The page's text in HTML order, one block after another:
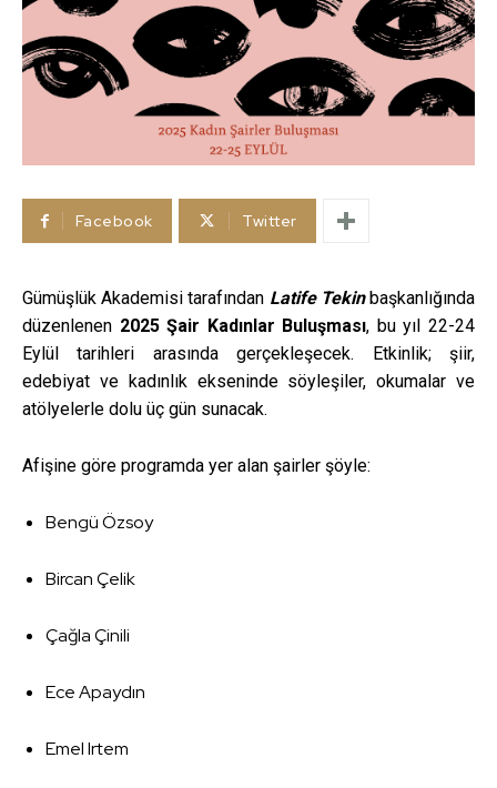
Facebook Twitter
Gümüşlük Akademisi tarafından Latife Tekinbaşkanlığında
düzenlenen 2025 Şair Kadınlar Buluşması, bu yıl 22-24
Eylül tarihleri arasında gerçekleşecek. Etkinlik; şiir,
edebiyat ve kadınlık ekseninde söyleşiler, okumalar ve
atölyelerle dolu üç gün sunacak.
Afişine göre programda yer alan şairler şöyle:
Bengü Özsoy
Bircan Çelik
Çağla Çinili
Ece Apaydın
Emel Irtem